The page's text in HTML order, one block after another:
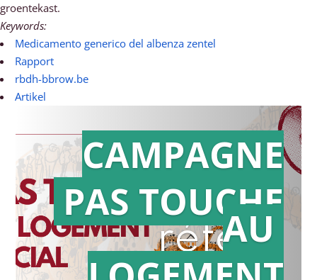
groentekast.
Keywords:
Medicamento generico del albenza zentel
Rapport
rbdh-bbrow.be
Artikel
Action en
référé
CAMPAGNE
PAS TOUCHE
AU